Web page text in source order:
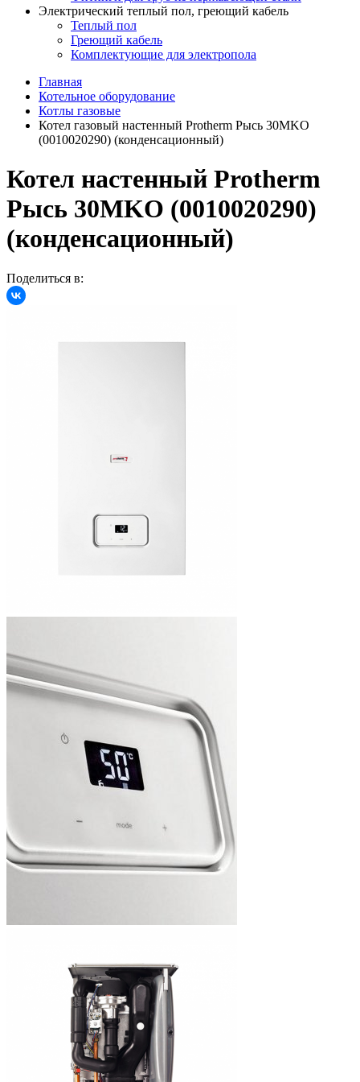
Электрический теплый пол, греющий кабель
Теплый пол
Греющий кабель
Комплектующие для электропола
Главная
Котельное оборудование
Котлы газовые
Котел газовый настенный Protherm Рысь 30MKO
(0010020290) (конденсационный)
Котел настенный Protherm
Рысь 30MKO (0010020290)
(конденсационный)
Поделиться в: